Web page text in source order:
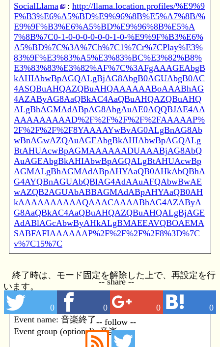
SocialLlama : http://llama.location.profiles/%E9%9
F%B3%E6%A5%BD%E9%96%8B%E5%A7%8B/%
E9%9F%B3%E6%A5%BD%E9%96%8B%E5%A
7%8B%7C0-1-0-0-0-0-0-0-1-0-%E9%9F%B3%E6%
A5%BD%7C%3A%7Ch%7C1%7Cr%7CPlay%E3%
83%9F%E3%83%A5%E3%83%BC%E3%82%B8%
E3%83%83%E3%82%AF%7C%3AFgAAAGEAbgB
kAHIAbwBpAGQALgBjAG8AbgB0AGUAbgB0AC
4ASQBuAHQAZQBuAHQAAAAAABoAAABhAG
4AZAByAG8AaQBkAC4AaQBuAHQAZQBuAHQ
ALgBhAGMAdABpAG8AbgAuAE0AQQBJAE4AA
AAAAAAAAAD%2F%2F%2F%2F%2FAAAAAP%
2F%2F%2F%2F8YAAAAYwBvAG0ALgBnAG8Ab
wBnAGwAZQAuAGEAbgBkAHIAbwBpAGQALg
BtAHUAcwBpAGMAAAAAADUAAABjAG8AbQ
AuAGEAbgBkAHIAbwBpAGQALgBtAHUAcwBp
AGMALgBhAGMAdABpAHYAaQB0AHkAbQBhA
G4AYQBnAGUAbQBlAG4AdAAuAFQAbwBwAE
wAZQB2AGUAbABBAGMAdABpAHYAaQB0AH
kAAAAAAAAAAQAAACAAAABhAG4AZAByA
G8AaQBkAC4AaQBuAHQAZQBuAHQALgBjAGE
AdABlAGcAbwByAHkALgBMAEEAVQBOAEMA
SABFAFIAAAAAAP%2F%2F%2F%2F8%3D%7C
v%7C15%7C
終了時は、モード固定を解除した上で、再設定を行
います。
Event name: 音楽終了
Event group (optional): 音楽
-- share --
0 0 0 0
-- follow --